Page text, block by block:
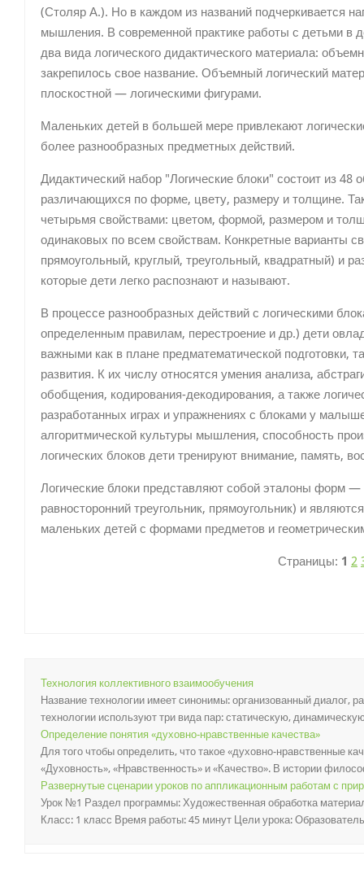
(Столяр А.). Но в каждом из названий подчеркивается
мышления. В современной практике работы с детьми в
два вида логического дидактического материала:
закрепилось свое название. Объемный логический
плоскостной — логическими фигурами.
Маленьких детей в большей мере привлекают
более разнообразных предметных действий.
Дидактический набор "Логические блоки" состоит из 48
различающихся по форме, цвету, размеру и толщине.
четырьмя свойствами: цветом, формой, размером и
одинаковых по всем свойствам. Конкретные варианты
прямоугольный, круглый, треугольный, квадратный) и
которые дети легко распознают и называют.
В процессе разнообразных действий с логическими
определенным правилам, перестроение и др.) дети
важными как в плане предматематической подготовки,
развития. К их числу относятся умения анализа,
обобщения, кодирования-декодирования, а также
разработанных играх и упражнениях с блоками у
алгоритмической культуры мышления, способность
логических блоков дети тренируют внимание, память,
Логические блоки представляют собой эталоны форм —
равносторонний треугольник, прямоугольник) и
маленьких детей с формами предметов и
Страницы: 1 2
Технология коллективного взаимообучения
Название технологии имеет синонимы: организованный диалог,
технологии используют три вида пар: статическую,
Определение понятия «духовно-нравственные качества»
Для того чтобы определить, что такое «духовно-нравственные
«Духовность», «Нравственность» и «Качество». В истории
Развернутые сценарии уроков по аппликационным работам с
Урок №1 Раздел программы: Художественная обработка
Класс: 1 класс Время работы: 45 минут Цели урока: